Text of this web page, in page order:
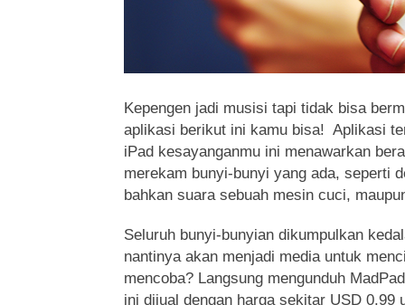
Kepengen jadi musisi tapi tidak bisa
aplikasi berikut ini kamu bisa! Aplikasi
iPad kesayanganmu ini menawarkan
merekam bunyi-bunyi yang ada, seperti
bahkan suara sebuah mesin cuci,
Seluruh bunyi-bunyian dikumpulkan
nantinya akan menjadi media untuk
mencoba? Langsung mengunduh
ini dijual dengan harga sekitar USD 0.99